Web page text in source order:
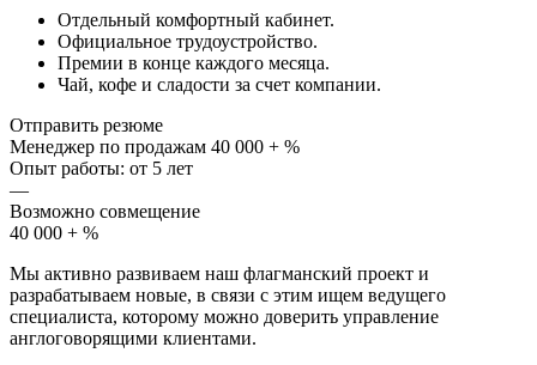
Отдельный комфортный кабинет.
Официальное трудоустройство.
Премии в конце каждого месяца.
Чай, кофе и сладости за счет компании.
Отправить резюме
Менеджер по продажам 40 000 + %
Опыт работы: от 5 лет
—
Возможно совмещение
40 000 + %
Мы активно развиваем наш флагманский проект и
разрабатываем новые, в связи с этим ищем ведущего
специалиста, которому можно доверить управление
англоговорящими клиентами.